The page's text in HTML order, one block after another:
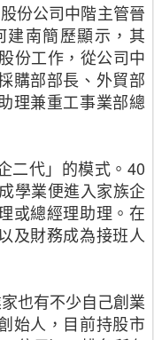
份公司中階主管晉
建南簡歷顯示，其
份工作，從公司中
購部部長、外貿部
理兼重工事業部總
二代」的模式。40
學業便進入家族企
或總經理助理。在
及財務成為接班人
也有不少自己創業
始人，目前持股市